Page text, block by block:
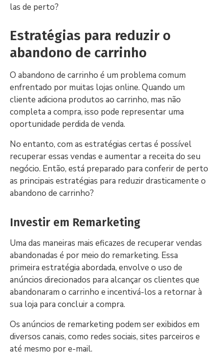
las de perto?
Estratégias para reduzir o
abandono de carrinho
O abandono de carrinho é um problema comum
enfrentado por muitas lojas online. Quando um
cliente adiciona produtos ao carrinho, mas não
completa a compra, isso pode representar uma
oportunidade perdida de venda.
No entanto, com as estratégias certas é possível
recuperar essas vendas e aumentar a receita do seu
negócio. Então, está preparado para conferir de perto
as principais estratégias para reduzir drasticamente o
abandono de carrinho?
Investir em Remarketing
Uma das maneiras mais eficazes de recuperar vendas
abandonadas é por meio do remarketing. Essa
primeira estratégia abordada, envolve o uso de
anúncios direcionados para alcançar os clientes que
abandonaram o carrinho e incentivá-los a retornar à
sua loja para concluir a compra.
Os anúncios de remarketing podem ser exibidos em
diversos canais, como redes sociais, sites parceiros e
até mesmo por e-mail.